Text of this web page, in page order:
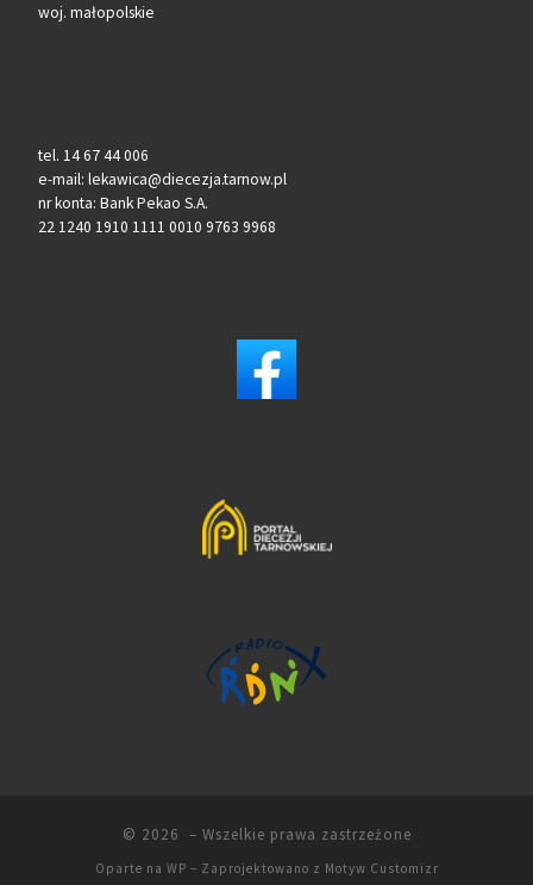
woj. małopolskie
tel. 14 67 44 006
e-mail: lekawica@diecezja.tarnow.pl
nr konta: Bank Pekao S.A.
22 1240 1910 1111 0010 9763 9968
© 2026 – Wszelkie prawa zastrzeżone
Oparte na WP – Zaprojektowano z Motyw Customizr